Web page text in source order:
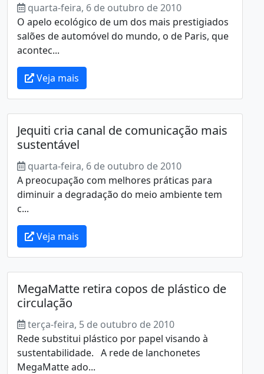
quarta-feira, 6 de outubro de 2010
O apelo ecológico de um dos mais prestigiados
salões de automóvel do mundo, o de Paris, que
acontec...
Veja mais
Jequiti cria canal de comunicação mais
sustentável
quarta-feira, 6 de outubro de 2010
A preocupação com melhores práticas para
diminuir a degradação do meio ambiente tem
c...
Veja mais
MegaMatte retira copos de plástico de
circulação
terça-feira, 5 de outubro de 2010
Rede substitui plástico por papel visando à
sustentabilidade. A rede de lanchonetes
MegaMatte ado...